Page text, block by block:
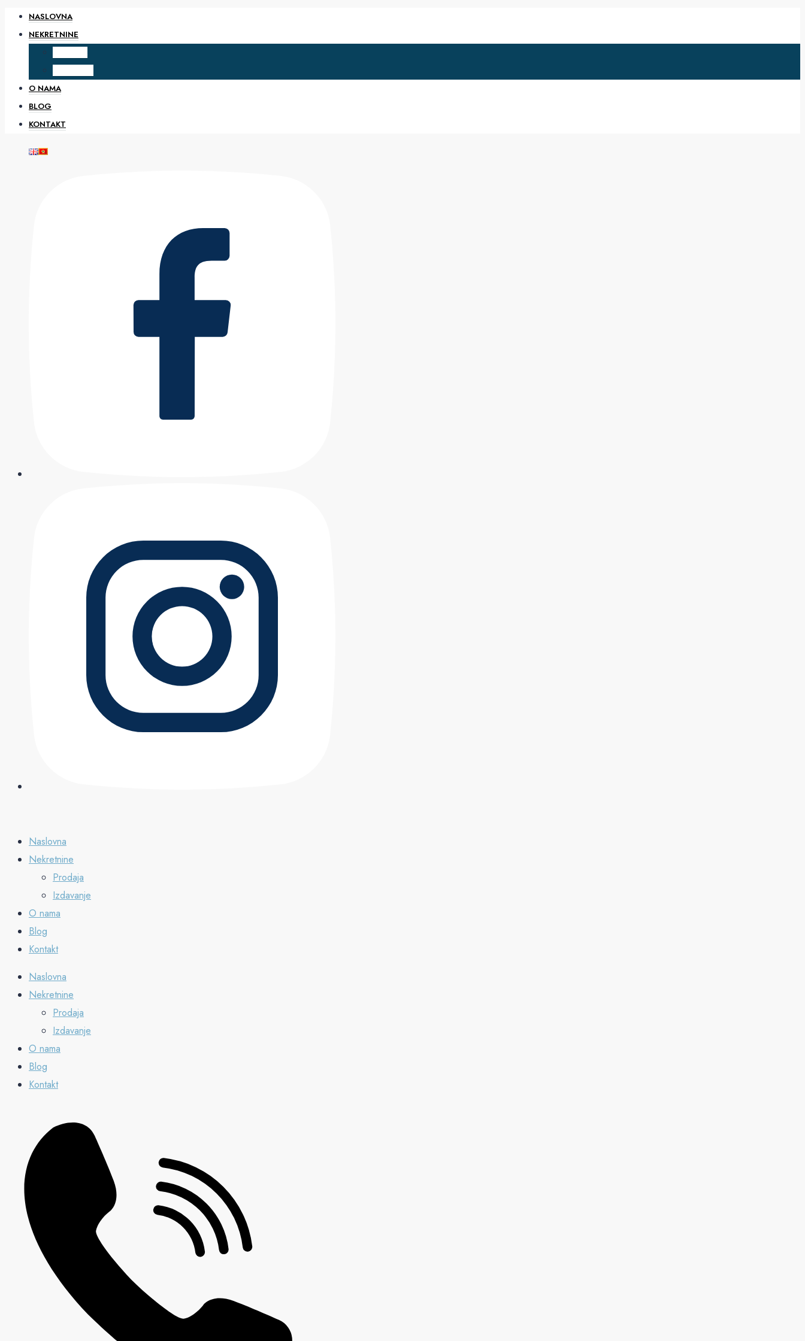
NASLOVNA
NEKRETNINE
O NAMA
BLOG
KONTAKT
Naslovna
Nekretnine
Prodaja
Izdavanje
O nama
Blog
Kontakt
Naslovna
Nekretnine
Prodaja
Izdavanje
O nama
Blog
Kontakt